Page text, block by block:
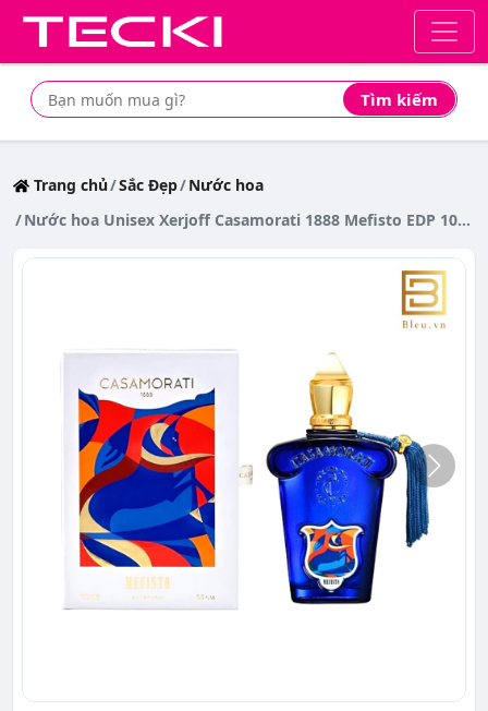
Tìm kiếm
Tìm mua sản phẩm giá rẻ nhất
Trang chủ Sắc Đẹp Nước hoa
Nước hoa Unisex Xerjoff Casamorati 1888 Mefisto EDP 100ml